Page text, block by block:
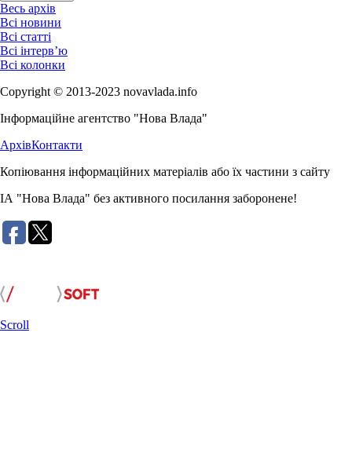
Весь архів
Всі новини
Всі статті
Всі інтерв’ю
Всі колонки
Copyright © 2013-2023 novavlada.info
Інформаційне агентство "Нова Влада"
АрхівКонтакти
Копіювання інформаційних матеріалів або їх частини з сайту
ІА "Нова Влада" без активного посилання заборонене!
Scroll